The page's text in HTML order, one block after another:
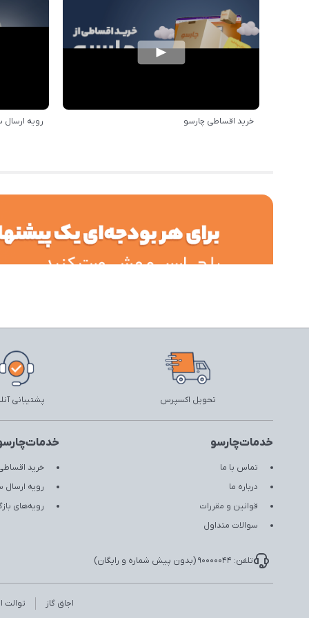
خرید اقساطی چارسو رویه
تحویل اکسپرس پشتیبانی
خدمات‌چارسو
تماس با ما
درباره ما
قوانین و مقررات
سوالات متداول
خرید
رویه
رویه‌های
تلفن: 90000044 (بدون پیش شماره و رایگان)
اجاق گاز توالت